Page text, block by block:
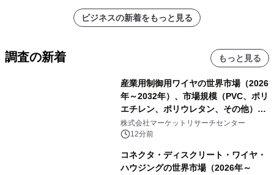
ビジネスの新着をもっと見る
調査の新着 もっと見る
産業用制御用ワイヤの世界市場（2026
年～2032年）、市場規模（PVC、ポリ
エチレン、ポリウレタン、その他）・
分析レポートを発表
株式会社マーケットリサーチセンター
12分前
コネクタ・ディスクリート・ワイヤ・
ハウジングの世界市場（2026年～